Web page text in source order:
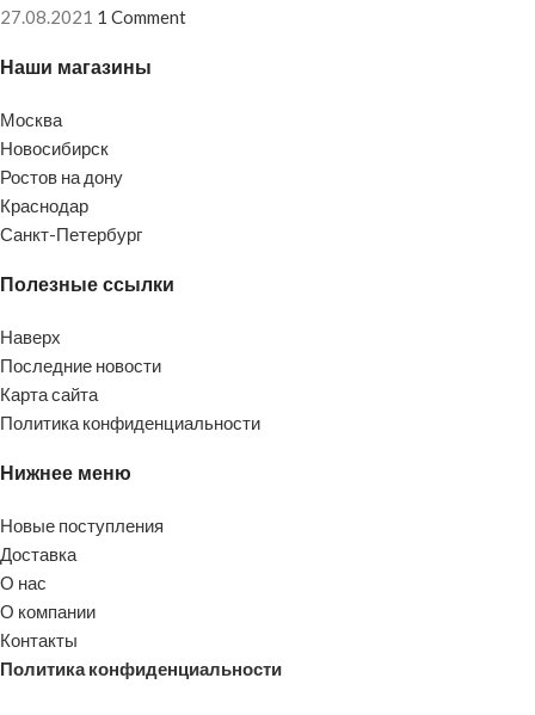
27.08.2021 1 Comment
Наши магазины
Москва
Новосибирск
Ростов на дону
Краснодар
Санкт-Петербург
Полезные ссылки
Наверх
Последние новости
Карта сайта
Политика конфиденциальности
Нижнее меню
Новые поступления
Доставка
О нас
О компании
Контакты
Политика конфиденциальности